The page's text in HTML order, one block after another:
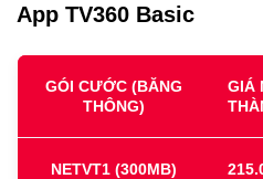
App TV360 Basic
GÓI CƯỚC (BĂNG
THÔNG)
GIÁ
NETVT1 (300MB)